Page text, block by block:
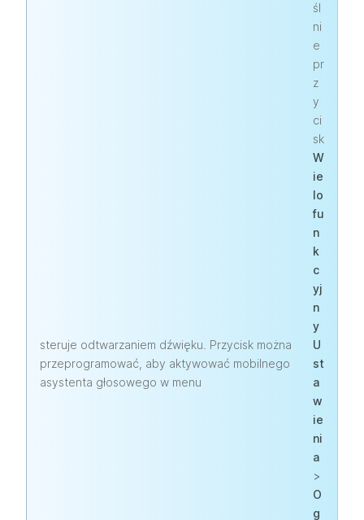
śl
ni
e
pr
z
y
ci
sk
W
ie
lo
fu
n
k
c
yj
n
y
steruje odtwarzaniem dźwięku. Przycisk można
przeprogramować, aby aktywować mobilnego
asystenta głosowego w menu
U
st
a
w
ie
ni
a
>
O
g